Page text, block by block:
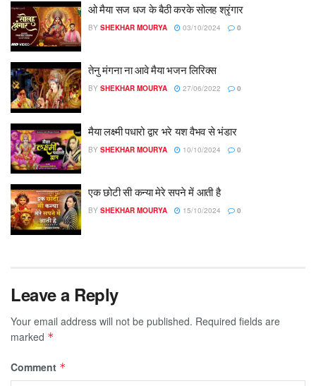
ओ मैया सज धज के बैठी करके सोलह श्रृंगार
BY SHEKHAR MOURYA 03/10/2024 0
तेनु मंगना ना आवे मैया भजन लिरिक्स
BY SHEKHAR MOURYA 27/06/2022 0
मैया लक्ष्मी पधारो द्वार भरे यश वैभव से भंडार
BY SHEKHAR MOURYA 10/10/2024 0
एक छोटी सी कन्या मेरे सपने में आती है
BY SHEKHAR MOURYA 15/10/2024 0
Leave a Reply
Your email address will not be published. Required fields are
marked *
Comment *